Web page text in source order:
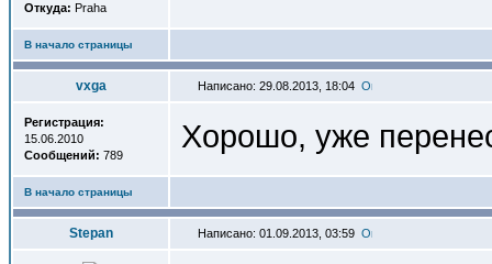
Откуда: Praha
В начало страницы
vxga Написано: 29.08.2013, 18:04
Регистрация:
15.06.2010
Сообщений: 789
Хорошо, уже
В начало страницы
Stepan Написано: 01.09.2013, 03:59